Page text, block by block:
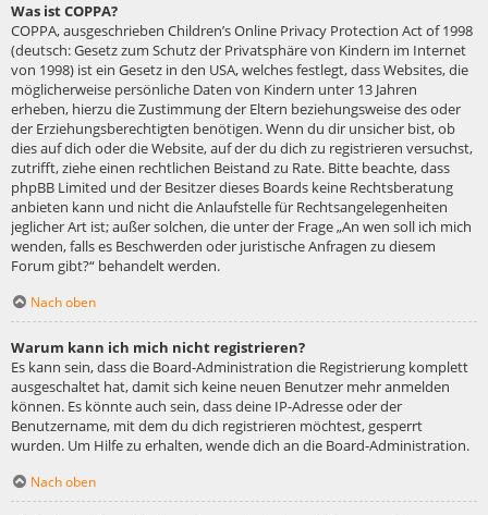
Was ist COPPA?
COPPA, ausgeschrieben Children’s Online Privacy Protection Act of 1998
(deutsch: Gesetz zum Schutz der Privatsphäre von Kindern im Internet
von 1998) ist ein Gesetz in den USA, welches festlegt, dass Websites, die
möglicherweise persönliche Daten von Kindern unter 13 Jahren
erheben, hierzu die Zustimmung der Eltern beziehungsweise des oder
der Erziehungsberechtigten benötigen. Wenn du dir unsicher bist, ob
dies auf dich oder die Website, auf der du dich zu registrieren versuchst,
zutrifft, ziehe einen rechtlichen Beistand zu Rate. Bitte beachte, dass
phpBB Limited und der Besitzer dieses Boards keine Rechtsberatung
anbieten kann und nicht die Anlaufstelle für Rechtsangelegenheiten
jeglicher Art ist; außer solchen, die unter der Frage „An wen soll ich mich
wenden, falls es Beschwerden oder juristische Anfragen zu diesem
Forum gibt?“ behandelt werden.
Nach oben
Warum kann ich mich nicht registrieren?
Es kann sein, dass die Board-Administration die Registrierung komplett
ausgeschaltet hat, damit sich keine neuen Benutzer mehr anmelden
können. Es könnte auch sein, dass deine IP-Adresse oder der
Benutzername, mit dem du dich registrieren möchtest, gesperrt
wurden. Um Hilfe zu erhalten, wende dich an die Board-Administration.
Nach oben